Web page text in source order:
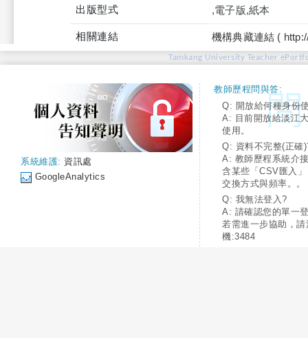
出版型式 ,電子版,紙本
相關連結 機構典藏連結 (
Tamkang University Teacher
系統維護: 資訊處
GoogleAnalytics
教師歷程問與答:
Q: 開放給何種身份
A: 目前開放給淡江
使用。
Q: 資料不完整(正確
A: 教師歷程系統介
含某些「CSV匯入
交換方式與頻率。。
Q: 我無法登入?
A: 請確認您的單一
若需進一步協助，
機:3484